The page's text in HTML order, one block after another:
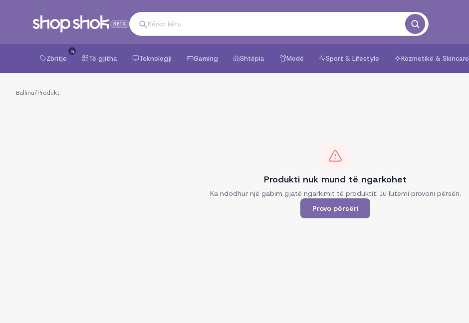
BETA
Zbritje
%
Të gjitha Teknologji Gaming Shtëpia Modë Sport & Lifestyle Kozmetikë & Skincare
Ballina/Produkt
Produkti nuk mund të ngarkohet
Ka ndodhur një gabim gjatë ngarkimit të produktit. Ju lutemi provoni përsëri.
Provo përsëri